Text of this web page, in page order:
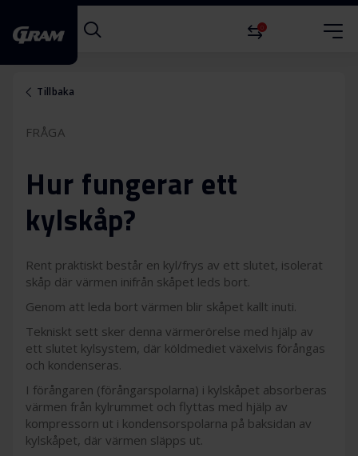
0
Tillbaka
FRÅGA
Hur fungerar ett
kylskåp?
Rent praktiskt består en kyl/frys av ett slutet, isolerat
skåp där värmen inifrån skåpet leds bort.
Genom att leda bort värmen blir skåpet kallt inuti.
Tekniskt sett sker denna värmerörelse med hjälp av
ett slutet kylsystem, där köldmediet växelvis förångas
och kondenseras.
I förångaren (förångarspolarna) i kylskåpet absorberas
värmen från kylrummet och flyttas med hjälp av
kompressorn ut i kondensorspolarna på baksidan av
kylskåpet, där värmen släpps ut.